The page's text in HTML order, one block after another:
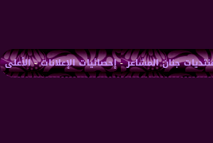
جنان المشاعر-إحصائيات الإعلانات-الأعلى